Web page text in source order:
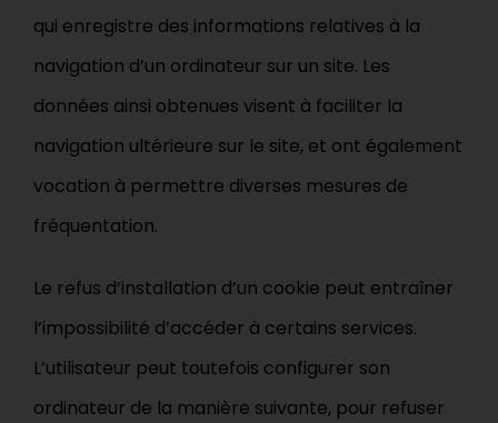
qui enregistre des informations relatives à la
navigation d’un ordinateur sur un site. Les
données ainsi obtenues visent à faciliter la
navigation ultérieure sur le site, et ont également
vocation à permettre diverses mesures de
fréquentation.
Le refus d’installation d’un cookie peut entraîner
l’impossibilité d’accéder à certains services.
L’utilisateur peut toutefois configurer son
ordinateur de la manière suivante, pour refuser